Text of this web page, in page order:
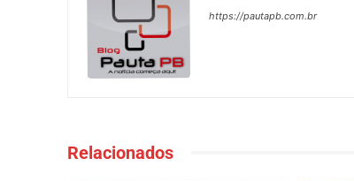
https://pautapb.com.br
Relacionados